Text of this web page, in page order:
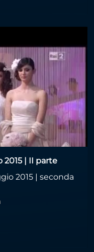
2015 | II parte
2015 | seconda